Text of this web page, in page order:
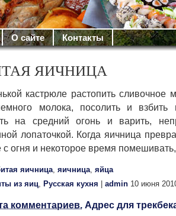
О сайте Контакты
ЯИЧНИЦА
кастрюле растопить сливочное
молока, посолить и взбить
на средний огонь и ва­рить,
лопаточкой. Когда яичница
с огня и некоторое время
яичница, яичница, яйца
из яиц, Русская кухня admin 10 июня
комментариев. Адрес для